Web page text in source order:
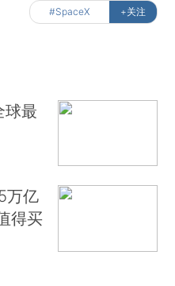
#SpaceX +关注
球最
万亿
得买